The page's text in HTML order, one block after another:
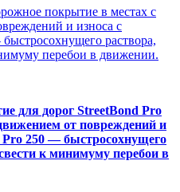
покрытие в местах с
и износа с
раствора,
перебои в движении.
для дорог StreetBond Pro
от повреждений и
250 — быстросохнущего
к минимуму перебои в